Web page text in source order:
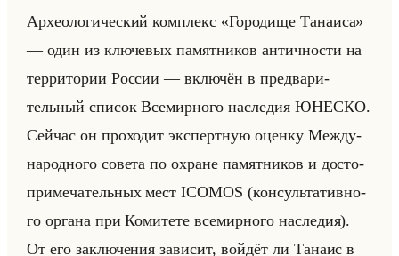
Ар­хео­ло­ги­че­ский ком­плекс «Городище Танаиса»
— один из клю­че­вых па­мят­ни­ков ан­тич­но­сти на
тер­ри­то­рии Рос­сии — вклю­чён в пред­ва­ри­
тельный спи­сок Все­мир­но­го на­сле­дия ЮНЕ­СКО.
Сейчас он про­хо­дит экс­перт­ную оцен­ку Меж­ду­
на­род­но­го со­ве­та по охране па­мят­ни­ков и до­сто­
при­ме­ча­тельных мест ICOMOS (кон­сульта­тив­но­
го ор­га­на при Ко­ми­те­те все­мир­но­го на­сле­дия).
От его за­клю­че­ния за­ви­сит, войдёт ли Та­наис в